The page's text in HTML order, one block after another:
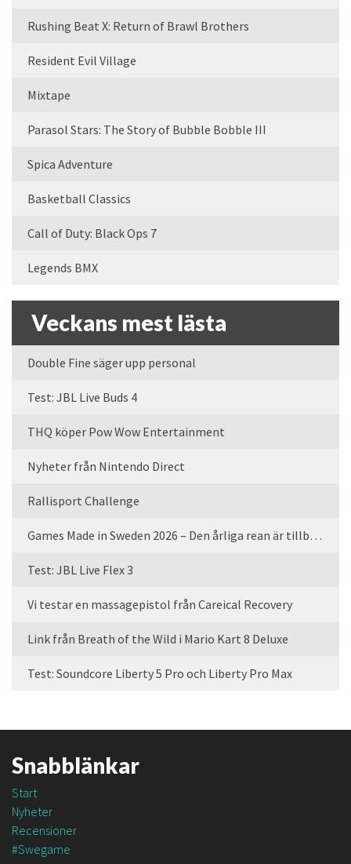
Rushing Beat X: Return of Brawl Brothers
Resident Evil Village
Mixtape
Parasol Stars: The Story of Bubble Bobble III
Spica Adventure
Basketball Classics
Call of Duty: Black Ops 7
Legends BMX
Veckans mest lästa
Double Fine säger upp personal
Test: JBL Live Buds 4
THQ köper Pow Wow Entertainment
Nyheter från Nintendo Direct
Rallisport Challenge
Games Made in Sweden 2026 – Den årliga rean är tillbaka
Test: JBL Live Flex 3
Vi testar en massagepistol från Careical Recovery
Link från Breath of the Wild i Mario Kart 8 Deluxe
Test: Soundcore Liberty 5 Pro och Liberty Pro Max
Snabblänkar
Start
Nyheter
Recensioner
#Swegame